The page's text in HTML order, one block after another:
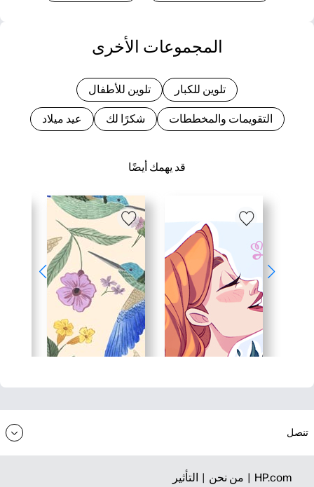
قد يهمك أيضًا
المجموعات الأخرى
تلوين للكبار تلوين للأطفال
التقويمات والمخططات شكرًا لك عيد ميلاد
تنصل
HP.com | من نحن | التأثير